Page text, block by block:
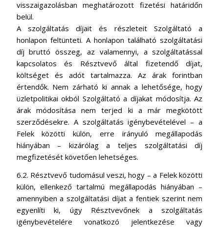
visszaigazolásban meghatározott fizetési határidőn
belül.
A szolgáltatás díjait és részleteit Szolgáltató a
honlapon feltünteti. A honlapon található szolgáltatási
díj bruttó összeg, az valamennyi, a szolgáltatással
kapcsolatos és Résztvevő által fizetendő díjat,
költséget és adót tartalmazza. Az árak forintban
értendők. Nem zárható ki annak a lehetősége, hogy
üzletpolitikai okból Szolgáltató a díjakat módosítja. Az
árak módosítása nem terjed ki a már megkötött
szerződésekre. A szolgáltatás igénybevételével – a
Felek közötti külön, erre irányuló megállapodás
hiányában – kizárólag a teljes szolgáltatási díj
megfizetését követően lehetséges.
6.2. Résztvevő tudomásul veszi, hogy – a Felek közötti
külön, ellenkező tartalmú megállapodás hiányában –
amennyiben a szolgáltatási díjat a fentiek szerint nem
egyenlíti ki, úgy Résztvevőnek a szolgáltatás
igénybevételére vonatkozó jelentkezése vagy